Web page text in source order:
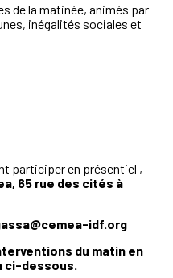
de la matinée, animés par
inégalités sociales et
participer en présentiel ,
65 rue des cités à
idf.org
du matin en
ci-dessous.